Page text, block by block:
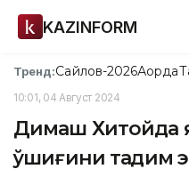
KAZINFORM
Тренд:Сайлов-2026Ақорда
10:01, 04 Август 2024
Димаш Хитойда
қўшиғини тақдим